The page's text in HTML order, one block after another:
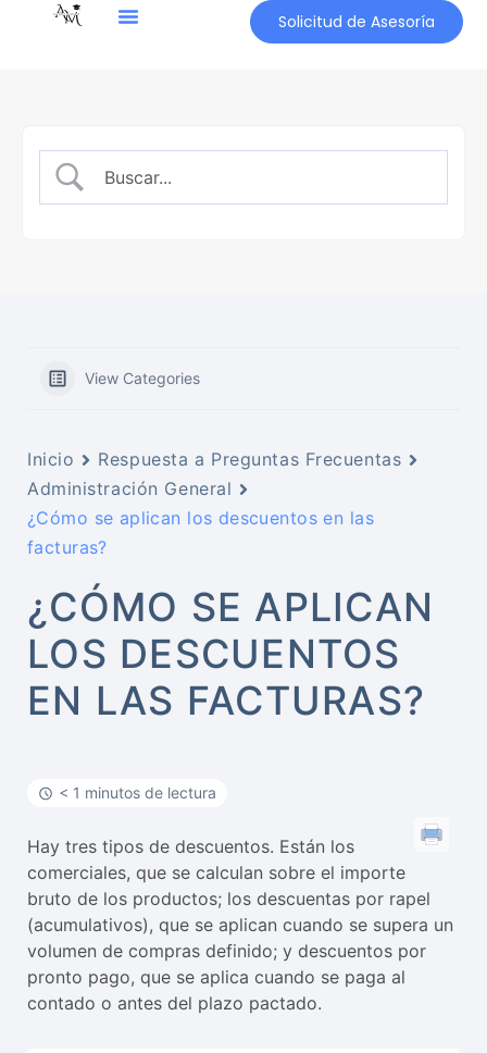
Solicitud de Asesoría
View Categories
Inicio
Respuesta a Preguntas Frecuentas
Administración General
¿Cómo se aplican los descuentos en las
facturas?
¿CÓMO SE APLICAN
LOS DESCUENTOS
EN LAS FACTURAS?
< 1 minutos de lectura
Hay tres tipos de descuentos. Están los
comerciales, que se calculan sobre el importe
bruto de los productos; los descuentas por rapel
(acumulativos), que se aplican cuando se supera un
volumen de compras definido; y descuentos por
pronto pago, que se aplica cuando se paga al
contado o antes del plazo pactado.